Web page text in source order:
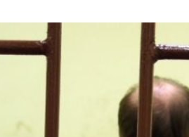
— czas zacząć mówić o